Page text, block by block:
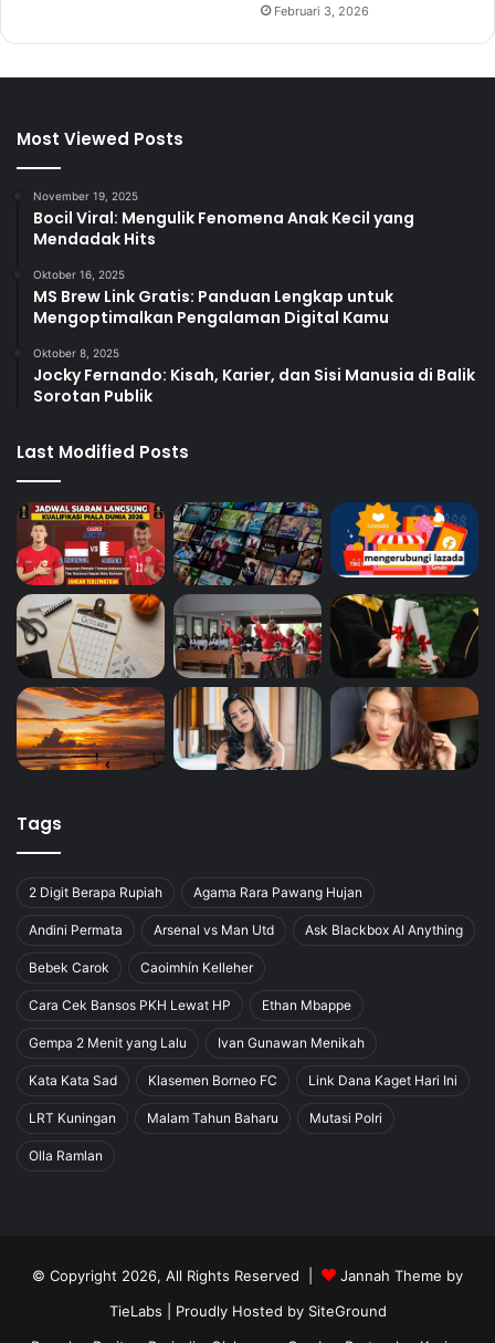
Februari 3, 2026
Most Viewed Posts
November 19, 2025
Bocil Viral: Mengulik Fenomena Anak Kecil yang
Mendadak Hits
Oktober 16, 2025
MS Brew Link Gratis: Panduan Lengkap untuk
Mengoptimalkan Pengalaman Digital Kamu
Oktober 8, 2025
Jocky Fernando: Kisah, Karier, dan Sisi Manusia di Balik
Sorotan Publik
Last Modified Posts
Tags
2 Digit Berapa Rupiah Agama Rara Pawang Hujan
Andini Permata Arsenal vs Man Utd Ask Blackbox AI Anything
Bebek Carok Caoimhín Kelleher
Cara Cek Bansos PKH Lewat HP Ethan Mbappe
Gempa 2 Menit yang Lalu Ivan Gunawan Menikah
Kata Kata Sad Klasemen Borneo FC Link Dana Kaget Hari Ini
LRT Kuningan Malam Tahun Baharu Mutasi Polri
Olla Ramlan
© Copyright 2026, All Rights Reserved |
Jannah Theme by
TieLabs | Proudly Hosted by SiteGround